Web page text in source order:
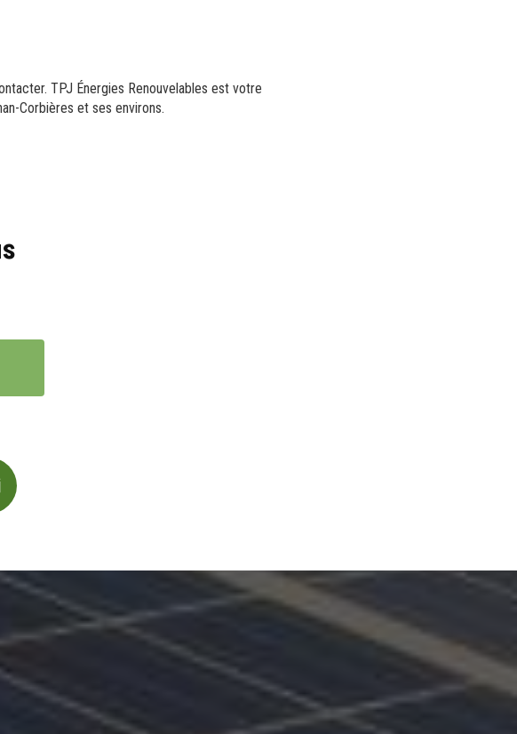
TPJ Énergies Renouvelables est votre
Corbières et ses environs.